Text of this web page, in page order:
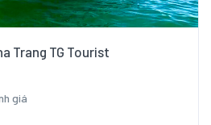
Trang TG Tourist
giá